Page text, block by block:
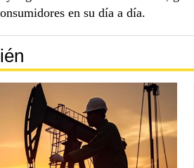
en su día a día.